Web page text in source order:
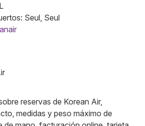
Seul, Seul
reservas de Korean Air,
medidas y peso máximo de